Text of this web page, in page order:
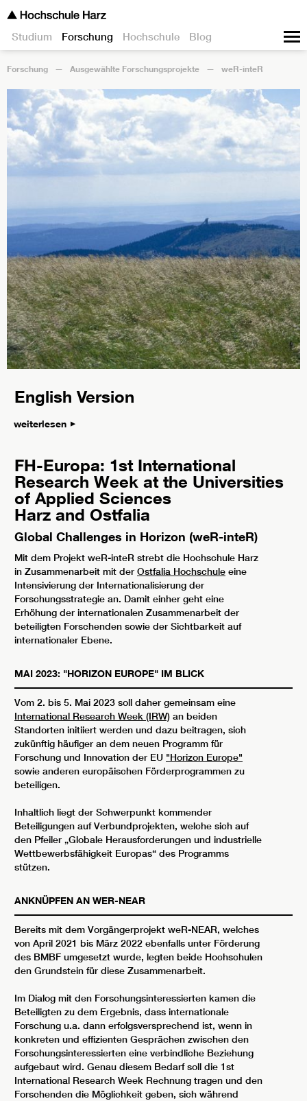
Studium Forschung Hochschule Blog
Forschung Ausgewählte Forschungsprojekte weR-inteR
English Version
weiterlesen
FH-Europa: 1st International
Research Week at the Universities
of Applied Sciences
Harz and Ostfalia
Global Challenges in Horizon (weR-inteR)
Mit dem Projekt weR-inteR strebt die Hochschule Harz
in Zusammenarbeit mit der Ostfalia Hochschule eine
Intensivierung der Internationalisierung der
Forschungsstrategie an. Damit einher geht eine
Erhöhung der internationalen Zusammenarbeit der
beteiligten Forschenden sowie der Sichtbarkeit auf
internationaler Ebene.
MAI 2023: "HORIZON EUROPE" IM BLICK
Vom 2. bis 5. Mai 2023 soll daher gemeinsam eine
International Research Week (IRW) an beiden
Standorten initiiert werden und dazu beitragen, sich
zukünftig häufiger an dem neuen Programm für
Forschung und Innovation der EU "Horizon Europe"
sowie anderen europäischen Förderprogrammen zu
beteiligen.
Inhaltlich liegt der Schwerpunkt kommender
Beteiligungen auf Verbundprojekten, welche sich auf
den Pfeiler „Globale Herausforderungen und industrielle
Wettbewerbsfähigkeit Europas“ des Programms
stützen.
ANKNÜPFEN AN WER-NEAR
Bereits mit dem Vorgängerprojekt weR-NEAR, welches
von April 2021 bis März 2022 ebenfalls unter Förderung
des BMBF umgesetzt wurde, legten beide Hochschulen
den Grundstein für diese Zusammenarbeit.
Im Dialog mit den Forschungsinteressierten kamen die
Beteiligten zu dem Ergebnis, dass internationale
Forschung u.a. dann erfolgsversprechend ist, wenn in
konkreten und effizienten Gesprächen zwischen den
Forschungsinteressierten eine verbindliche Beziehung
aufgebaut wird. Genau diesem Bedarf soll die 1st
International Research Week Rechnung tragen und den
Forschenden die Möglichkeit geben, sich während